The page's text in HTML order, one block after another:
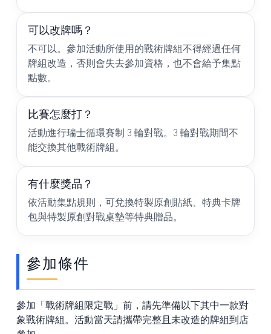
可以改牌嗎？
不可以。參加活動所使用的戰術牌組不得經過任何
牌組改造，否則會失去參加資格，也不會給予集點
點數。
比賽怎麼打？
活動進行瑞士循環賽制 3 輪對戰。3 輪對戰期間不
能交換其他戰術牌組。
有什麼獎品？
依活動集點規則，可兌換特製原創貼紙、特典卡牌
包與特製原創對戰桌墊等特典贈品。
參加條件
參加「戰術牌組限定戰」前，請先準備以下其中一款對
象戰術牌組。活動當天請攜帶完整且未改造的牌組到店